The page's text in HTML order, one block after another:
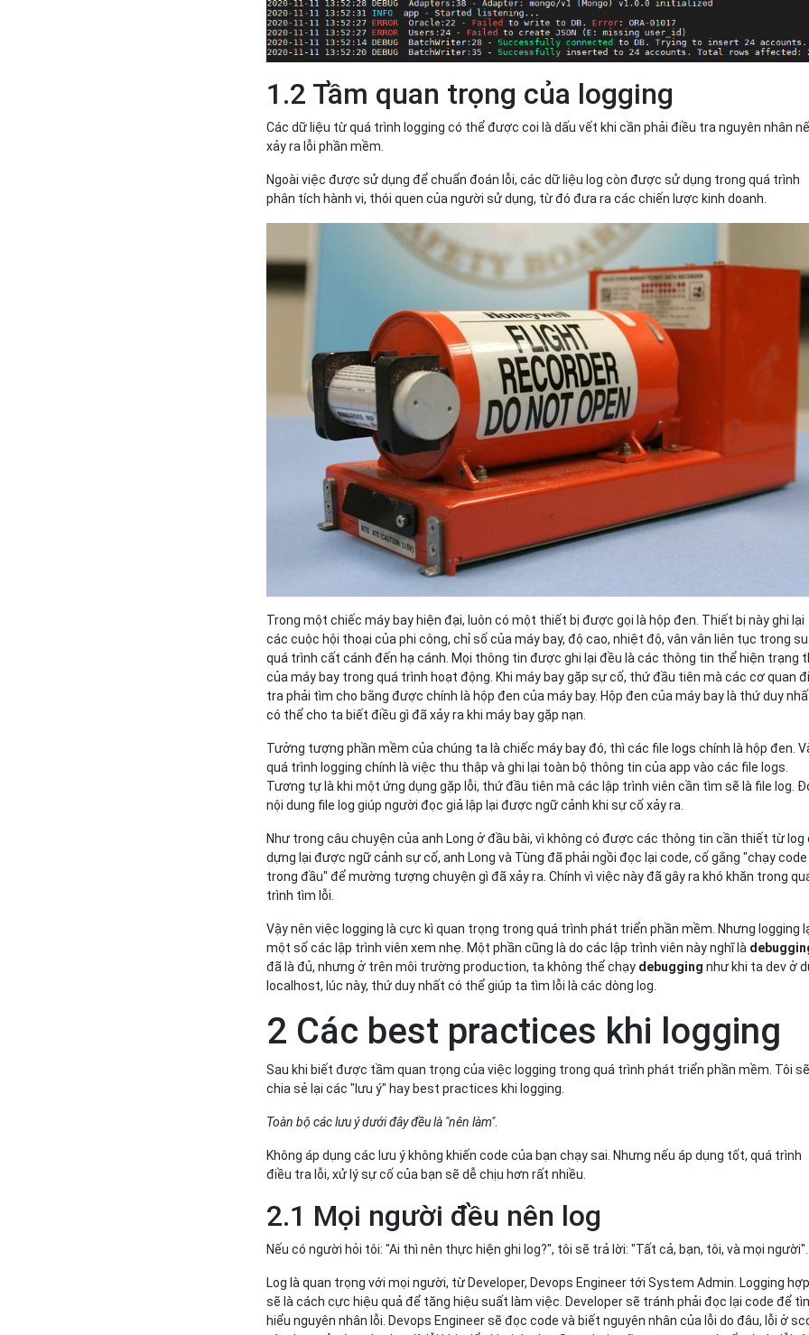
1.2 Tầm quan trọng của logging
Các dữ liệu từ quá trình logging có thể được coi là dấu vết khi cần phải điều tra nguyên nhân
xảy ra lỗi phần mềm.
Ngoài việc được sử dụng để chuẩn đoán lỗi, các dữ liệu log còn được sử dụng trong quá trình
phân tích hành vi, thói quen của người sử dụng, từ đó đưa ra các chiến lược kinh doanh.
Trong một chiếc máy bay hiện đại, luôn có một thiết bị được gọi là hộp đen. Thiết bị này ghi lại
các cuộc hội thoại của phi công, chỉ số của máy bay, độ cao, nhiệt độ, vân vân liên tục trong
quá trình cất cánh đến hạ cánh. Mọi thông tin được ghi lại đều là các thông tin thể hiện trạng
của máy bay trong quá trình hoạt động. Khi máy bay gặp sự cố, thứ đầu tiên mà các cơ quan
tra phải tìm cho bằng được chính là hộp đen của máy bay. Hộp đen của máy bay là thứ duy
có thể cho ta biết điều gì đã xảy ra khi máy bay gặp nạn.
Tưởng tượng phần mềm của chúng ta là chiếc máy bay đó, thì các file logs chính là hộp đen.
quá trình logging chính là việc thu thập và ghi lại toàn bộ thông tin của app vào các file logs.
Tương tự là khi một ứng dụng gặp lỗi, thứ đầu tiên mà các lập trình viên cần tìm sẽ là file log.
nội dung file log giúp người đọc giả lập lại được ngữ cảnh khi sự cố xảy ra.
Như trong câu chuyện của anh Long ở đầu bài, vì không có được các thông tin cần thiết từ log
dựng lại được ngữ cảnh sự cố, anh Long và Tùng đã phải ngồi đọc lại code, cố gắng "chạy code
trong đầu" để mường tượng chuyện gì đã xảy ra. Chính vì việc này đã gây ra khó khăn trong
trình tìm lỗi.
Vậy nên việc logging là cực kì quan trọng trong quá trình phát triển phần mềm. Nhưng logging
một số các lập trình viên xem nhẹ. Một phần cũng là do các lập trình viên này nghĩ là
đã là đủ, nhưng ở trên môi trường production, ta không thể chạy debugging như khi ta dev ở
localhost, lúc này, thứ duy nhất có thể giúp ta tìm lỗi là các dòng log.
2 Các best practices khi logging
Sau khi biết được tầm quan trọng của việc logging trong quá trình phát triển phần mềm. Tôi
chia sẻ lại các "lưu ý" hay best practices khi logging.
Toàn bộ các lưu ý dưới đây đều là "nên làm".
Không áp dụng các lưu ý không khiến code của bạn chạy sai. Nhưng nếu áp dụng tốt, quá trình
điều tra lỗi, xử lý sự cố của bạn sẽ dễ chịu hơn rất nhiều.
2.1 Mọi người đều nên log
Nếu có người hỏi tôi: "Ai thì nên thực hiện ghi log?", tôi sẽ trả lời: "Tất cả, bạn, tôi, và mọi người".
Log là quan trọng với mọi người, từ Developer, Devops Engineer tới System Admin. Logging
sẽ là cách cực hiệu quả để tăng hiệu suất làm việc. Developer sẽ tránh phải đọc lại code để
hiểu nguyên nhân lỗi. Devops Engineer sẽ đọc code và biết nguyên nhân của lỗi do đâu, lỗi ở